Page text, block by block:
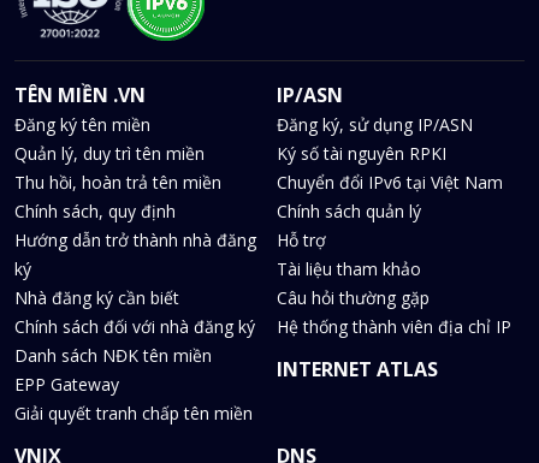
TÊN MIỀN .VN
Đăng ký tên miền
Quản lý, duy trì tên miền
Thu hồi, hoàn trả tên miền
Chính sách, quy định
Hướng dẫn trở thành nhà đăng
ký
Nhà đăng ký cần biết
Chính sách đối với nhà đăng ký
Danh sách NĐK tên miền
EPP Gateway
Giải quyết tranh chấp tên miền
IP/ASN
Đăng ký, sử dụng IP/ASN
Ký số tài nguyên RPKI
Chuyển đổi IPv6 tại Việt Nam
Chính sách quản lý
Hỗ trợ
Tài liệu tham khảo
Câu hỏi thường gặp
Hệ thống thành viên địa chỉ IP
INTERNET ATLAS
VNIX DNS